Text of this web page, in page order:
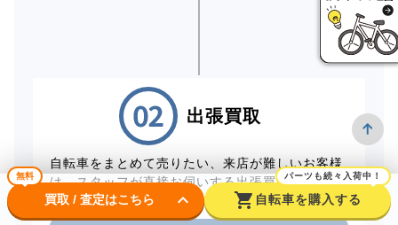
出張買取
自転車をまとめて売りたい、来店が難しいお客様
は、スタッフが直接お伺いする出張買取をご利用
ください。
無料
買取 / 査定はこちら keyboard_arrow_down shopping_cart
パーツも続々入荷中！
自転車を購入する